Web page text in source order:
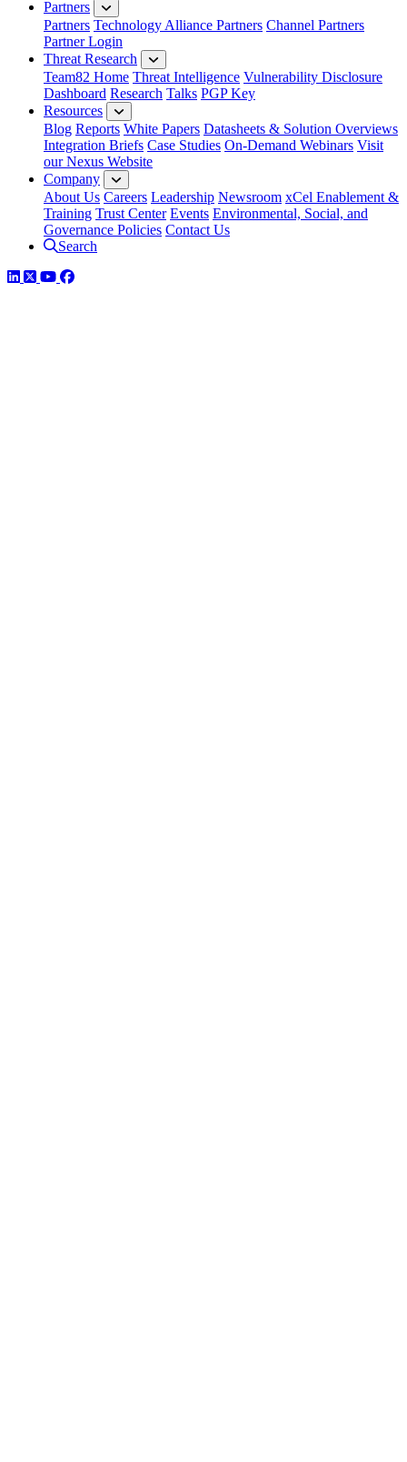
Partners
Partners Technology Alliance Partners Channel Partners
Partner Login
Threat Research
Team82 Home Threat Intelligence Vulnerability Disclosure
Dashboard Research Talks PGP Key
Resources
Blog Reports White Papers Datasheets & Solution Overviews
Integration Briefs Case Studies On-Demand Webinars Visit
our Nexus Website
Company
About Us Careers Leadership Newsroom xCel Enablement &
Training Trust Center Events Environmental, Social, and
Governance Policies Contact Us
Search
LinkedIn
TwitterYouTube
Facebook